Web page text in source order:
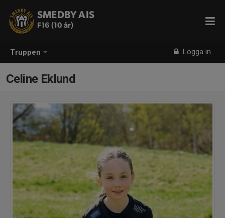
Truppen Logga in
SMEDBY AIS
F16 (10 år)
Celine Eklund